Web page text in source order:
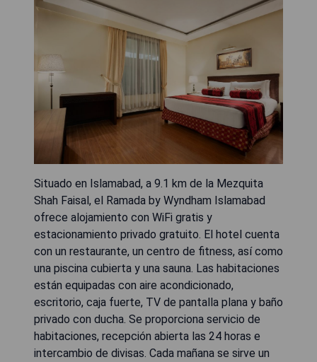
Situado en Islamabad, a 9.1 km de la Mezquita
Shah Faisal, el Ramada by Wyndham Islamabad
ofrece alojamiento con WiFi gratis y
estacionamiento privado gratuito. El hotel cuenta
con un restaurante, un centro de fitness, así como
una piscina cubierta y una sauna. Las habitaciones
están equipadas con aire acondicionado,
escritorio, caja fuerte, TV de pantalla plana y baño
privado con ducha. Se proporciona servicio de
habitaciones, recepción abierta las 24 horas e
intercambio de divisas. Cada mañana se sirve un